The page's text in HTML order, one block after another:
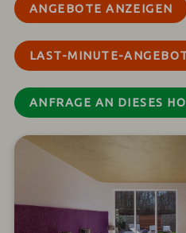
ANGEBOTE ANZEIGEN
LAST-MINUTE-
ANFRAGE AN DIESES